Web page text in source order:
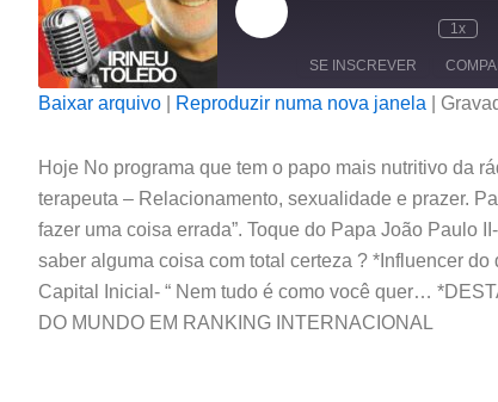
episódio
1x
SE INSCREVER
FEED RSS
INCORPORAR
Baixar arquivo Reproduzir numa nova janela
Hoje No programa que tem o papo mais nutritivo da
terapeuta – Relacionamento, sexualidade e prazer.
fazer uma coisa errada”. Toque do Papa João Paulo
saber alguma coisa com total certeza ? *Influencer
Capital Inicial- “ Nem tudo é como você quer…
DO MUNDO EM RANKING INTERNACIONAL